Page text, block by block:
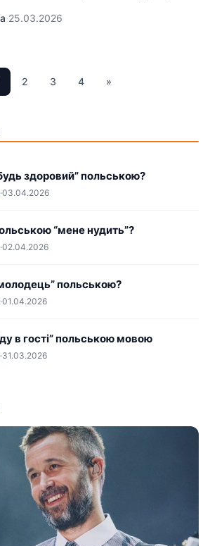
·25.03.2026
2 3 4 »
здоровий” польською?
·03.04.2026
“мене нудить”?
·02.04.2026
польською?
·01.04.2026
в гості” польською мовою
·31.03.2026